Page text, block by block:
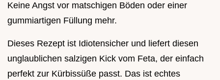
Keine Angst vor matschigen Böden oder einer
gummiartigen Füllung mehr.
Dieses Rezept ist Idiotensicher und liefert diesen
unglaublichen salzigen Kick vom Feta, der einfach
perfekt zur Kürbissüße passt. Das ist echtes